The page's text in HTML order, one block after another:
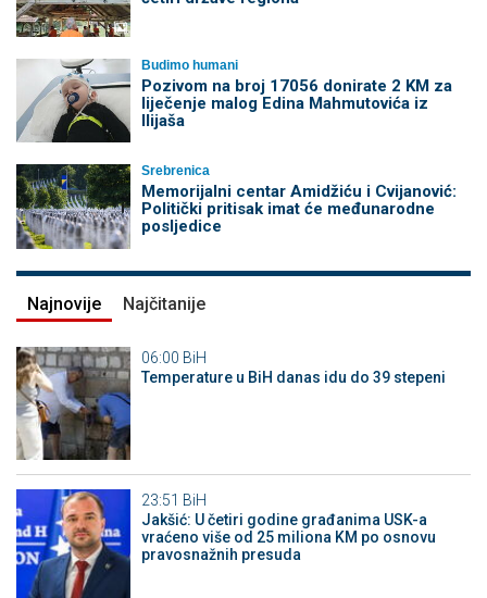
Budimo humani
Pozivom na broj 17056 donirate 2 KM za
liječenje malog Edina Mahmutovića iz
Ilijaša
Srebrenica
Memorijalni centar Amidžiću i Cvijanović:
Politički pritisak imat će međunarodne
posljedice
Najnovije Najčitanije
06:00 BiH
Temperature u BiH danas idu do 39 stepeni
23:51 BiH
Jakšić: U četiri godine građanima USK-a
vraćeno više od 25 miliona KM po osnovu
pravosnažnih presuda